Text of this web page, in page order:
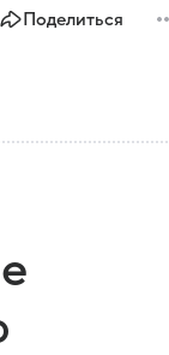
Поделиться